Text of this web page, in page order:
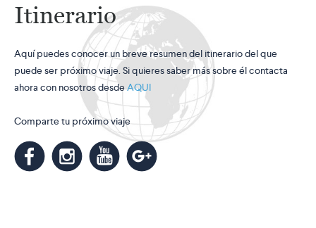
Itinerario
Aquí puedes conocer un breve resumen del itinerario del que
puede ser próximo viaje. Si quieres saber más sobre él contacta
ahora con nosotros desdeAQUI
Comparte tu próximo viaje
mknl